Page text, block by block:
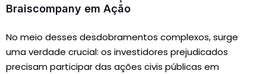
Braiscompany em Ação
No meio desses desdobramentos complexos, surge
uma verdade crucial: os investidores prejudicados
precisam participar das ações civis públicas em